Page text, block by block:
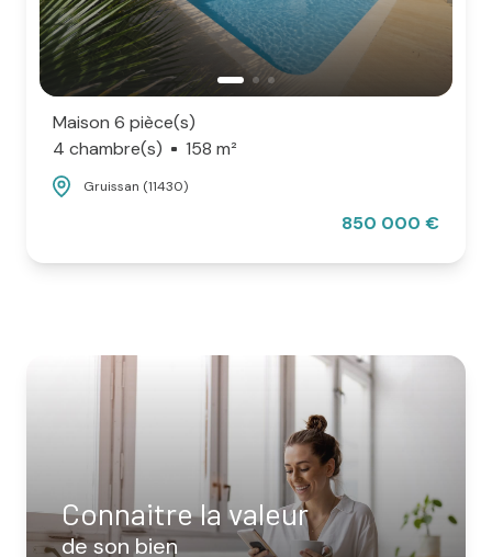
Maison 6 pièce(s)
4 chambre(s)
158 m²
Gruissan (11430)
850 000 €
Connaitre la valeur
de son bien